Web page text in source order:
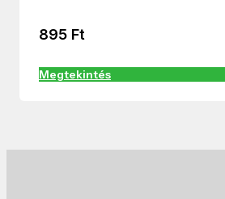
895 Ft
Megtekintés